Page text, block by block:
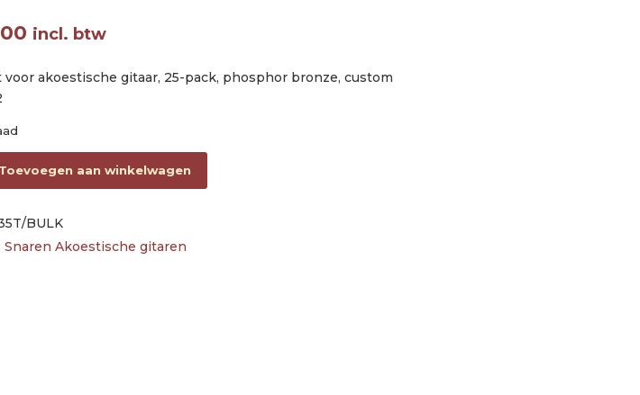
incl. btw
voor akoestische gitaar, 25-pack, phosphor bronze, custom
string sets phosphor bronze, custom light 011-015-023-032-042-052 aantal
Toevoegen aan winkelwagen
BULK
Snaren Akoestische gitaren